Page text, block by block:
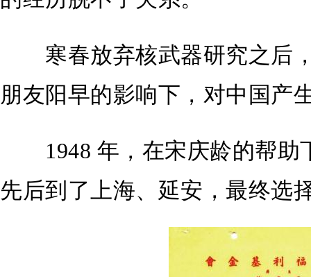
寒春放弃核武器研究之后
朋友阳早的影响下，对中国产
1948 年，在宋庆龄的帮助
先后到了上海、延安，最终选